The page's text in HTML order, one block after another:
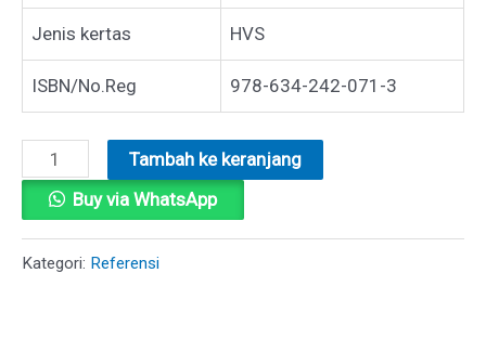
Jenis kertas HVS
ISBN/No.Reg 978-634-242-071-3
Kuantitas
DAMPAK
KEBAKARAN
HUTAN
Tambah ke keranjang
Buy via WhatsApp
Kategori: Referensi